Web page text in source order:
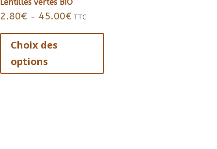
Lentilles vertes BIO
2.80€ – 45.00€ Plage
TTC
Choix des
options